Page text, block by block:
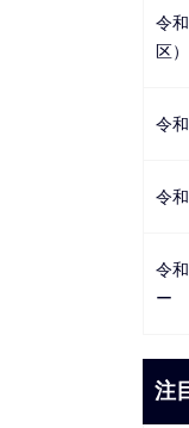
令
区）
令
令
令
ー
注